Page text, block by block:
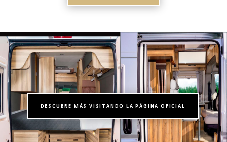
DESCUBRE MÁS VISITANDO LA PÁGINA OFICIAL